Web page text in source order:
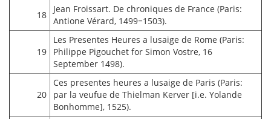
18
Jean Froissart. De chroniques de France (Paris:
Antione Vérard, 1499‒1503).
19
Les Presentes Heures a lusaige de Rome (Paris:
Philippe Pigouchet for Simon Vostre, 16
September 1498).
20
Ces presentes heures a lusaige de Paris (Paris:
par la veufue de Thielman Kerver [i.e. Yolande
Bonhomme], 1525).